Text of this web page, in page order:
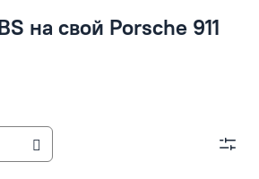
на свой Porsche 911